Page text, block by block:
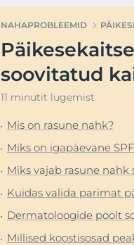
Kuiv nahk
Ärritunud
Peanaha- ja
Tundlik nahk
Higistamine
NAHAPROBLEEMID
soovitatud
11 minutit lugemist
Mis on rasune nahk?
Miks on igapäevane
Miks vajab rasune
Kuidas valida parimat
Dermatoloogide poolt
Millised koostisosad